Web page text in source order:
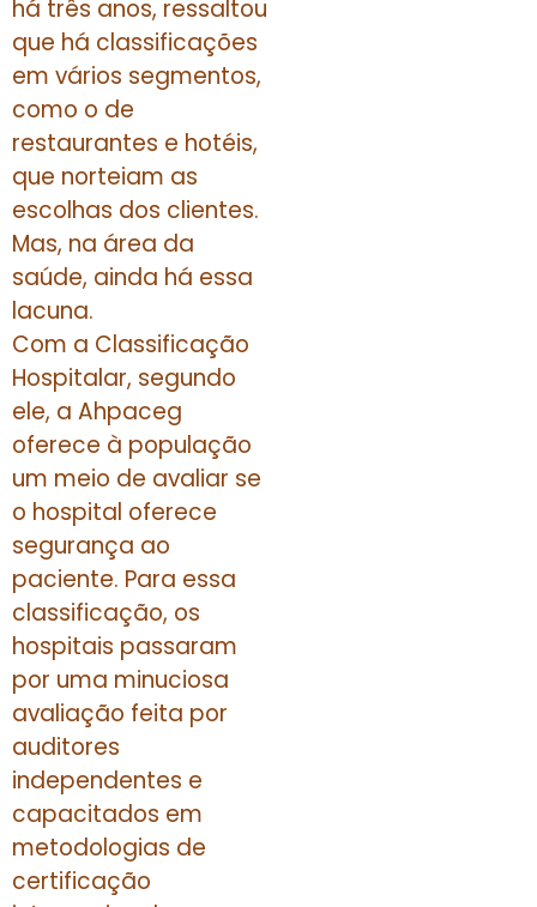
há três anos, ressaltou
que há classificações
em vários segmentos,
como o de
restaurantes e hotéis,
que norteiam as
escolhas dos clientes.
Mas, na área da
saúde, ainda há essa
lacuna.
Com a Classificação
Hospitalar, segundo
ele, a Ahpaceg
oferece à população
um meio de avaliar se
o hospital oferece
segurança ao
paciente. Para essa
classificação, os
hospitais passaram
por uma minuciosa
avaliação feita por
auditores
independentes e
capacitados em
metodologias de
certificação